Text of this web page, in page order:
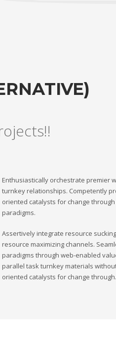
Enthusiastically orchestrate premier
turnkey relationships. Competently
oriented catalysts for change
paradigms.
Assertively integrate resource
resource maximizing channels.
paradigms through web-enabled
parallel task turnkey materials
oriented catalysts for change through.